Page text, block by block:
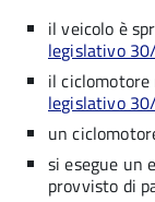
il veicolo è
legislativo
il
legislativo
un
si esegue un
provvisto di